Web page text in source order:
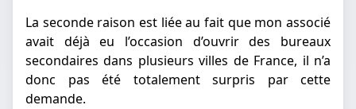
La seconde raison est liée au fait que mon associé
avait déjà eu l’occasion d’ouvrir des bureaux
secondaires dans plusieurs villes de France, il n’a
donc pas été totalement surpris par cette
demande.